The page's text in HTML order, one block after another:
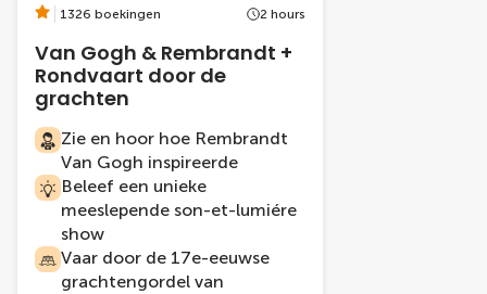
1326 boekingen 2 hours
Van Gogh & Rembrandt +
Rondvaart door de
grachten
Zie en hoor hoe Rembrandt
Van Gogh inspireerde
Beleef een unieke
meeslepende son-et-lumiére
show
Vaar door de 17e-eeuwse
grachtengordel van